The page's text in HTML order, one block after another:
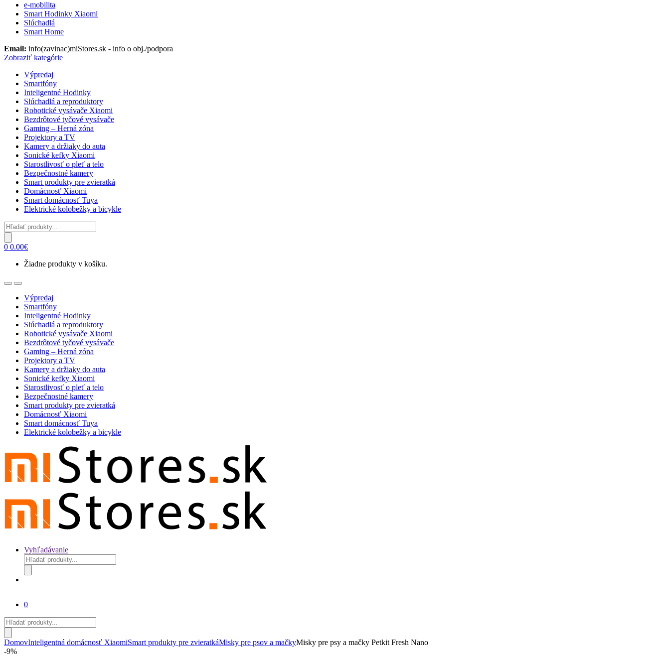
e-mobilita
Smart Hodinky Xiaomi
Slúchadlá
Smart Home
Email: info(zavinac)miStores.sk - info o obj./podpora
Zobraziť kategórie
Výpredaj
Smartfóny
Inteligentné Hodinky
Slúchadlá a reproduktory
Robotické vysávače Xiaomi
Bezdrôtové tyčové vysávače
Gaming – Herná zóna
Projektory a TV
Kamery a držiaky do auta
Sonické kefky Xiaomi
Starostlivosť o pleť a telo
Bezpečnostné kamery
Smart produkty pre zvieratká
Domácnosť Xiaomi
Smart domácnosť Tuya
Elektrické kolobežky a bicykle
Products
search
0 0.00€
Žiadne produkty v košíku.
OpenClose
Výpredaj
Smartfóny
Inteligentné Hodinky
Slúchadlá a reproduktory
Robotické vysávače Xiaomi
Bezdrôtové tyčové vysávače
Gaming – Herná zóna
Projektory a TV
Kamery a držiaky do auta
Sonické kefky Xiaomi
Starostlivosť o pleť a telo
Bezpečnostné kamery
Smart produkty pre zvieratká
Domácnosť Xiaomi
Smart domácnosť Tuya
Elektrické kolobežky a bicykle
Vyhľadávanie
Products
search
0
Products
search
DomovInteligentná domácnosť XiaomiSmart produkty pre zvieratkáMisky pre psov a mačkyMisky pre psy a mačky Petkit Fresh Nano
-9%